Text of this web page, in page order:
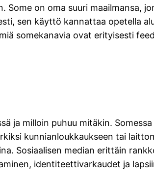
on oma suuri maailmansa,
sen käyttö kannattaa opetella
somekanavia ovat erityisesti
ja milloin puhuu mitäkin.
kunnianloukkaukseen tai
Sosiaalisen median erittäin
identiteettivarkaudet ja